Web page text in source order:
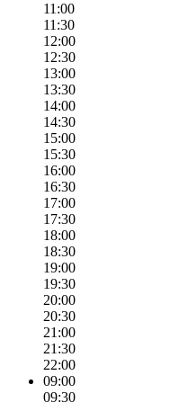
11:00
11:30
12:00
12:30
13:00
13:30
14:00
14:30
15:00
15:30
16:00
16:30
17:00
17:30
18:00
18:30
19:00
19:30
20:00
20:30
21:00
21:30
22:00
09:00
09:30